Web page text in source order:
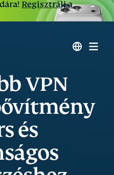
Regisztrálj a
VPN
és